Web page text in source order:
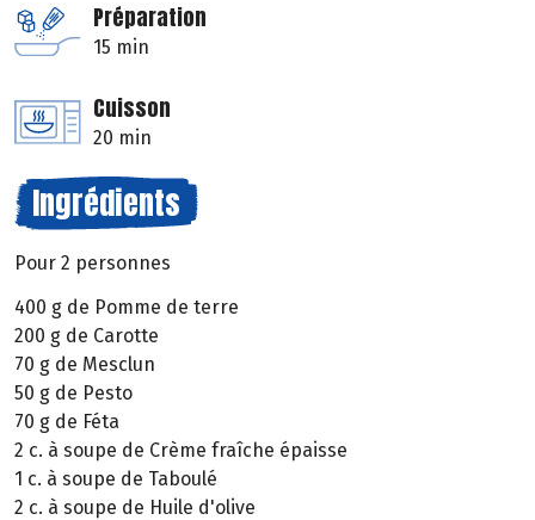
Préparation
15 min
Cuisson
20 min
Ingrédients
Pour 2 personnes
400 g de Pomme de terre
200 g de Carotte
70 g de Mesclun
50 g de Pesto
70 g de Féta
2 c. à soupe de Crème fraîche épaisse
1 c. à soupe de Taboulé
2 c. à soupe de Huile d'olive